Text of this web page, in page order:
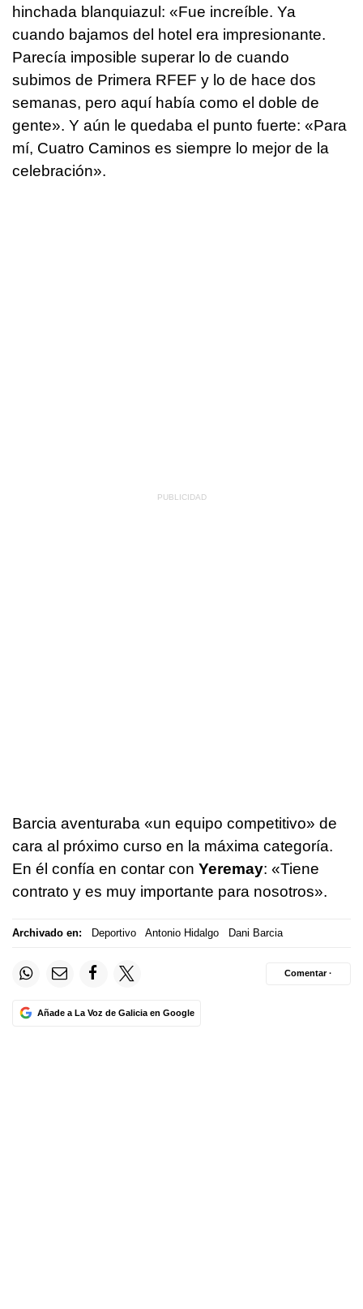
hinchada blanquiazul: «Fue increíble. Ya
cuando bajamos del hotel era impresionante.
Parecía imposible superar lo de cuando
subimos de Primera RFEF y lo de hace dos
semanas, pero aquí había como el doble de
gente». Y aún le quedaba el punto fuerte: «Para
mí, Cuatro Caminos es siempre lo mejor de la
celebración».
Barcia aventuraba «un equipo competitivo» de
cara al próximo curso en la máxima categoría.
En él confía en contar con Yeremay: «Tiene
contrato y es muy importante para nosotros».
Archivado en: Deportivo Antonio Hidalgo Dani Barcia
Añade a La Voz de Galicia en Google
Comentar ·